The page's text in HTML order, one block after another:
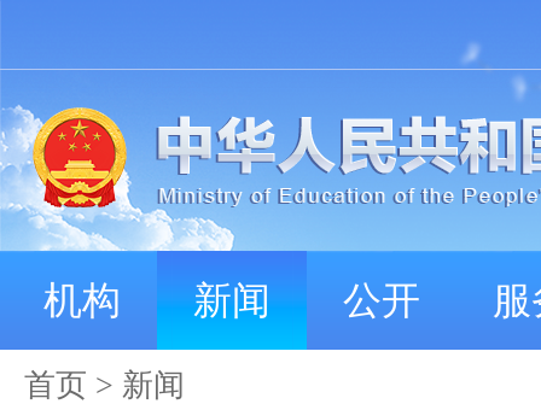
机构 新闻 公开
首页 > 新闻